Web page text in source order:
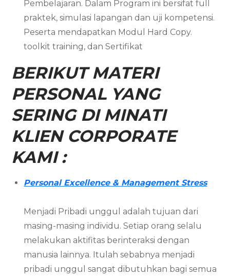
Pembelajaran. Dalam Program ini bersifat full
praktek, simulasi lapangan dan uji kompetensi.
Peserta mendapatkan Modul Hard Copy.
toolkit training, dan Sertifikat
BERIKUT MATERI
PERSONAL YANG
SERING DI MINATI
KLIEN CORPORATE
KAMI :
Personal Excellence & Management Stress
Menjadi Pribadi unggul adalah tujuan dari
masing-masing individu. Setiap orang selalu
melakukan aktifitas berinteraksi dengan
manusia lainnya. Itulah sebabnya menjadi
pribadi unggul sangat dibutuhkan bagi semua